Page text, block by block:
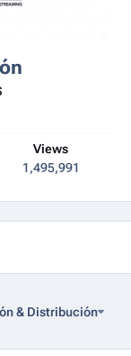
Views
1,495,991
& Distribución